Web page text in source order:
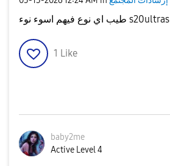
طيب اي نوع فيهم اسوء نوء s20ultras
1 Like
baby2me
Active Level 4